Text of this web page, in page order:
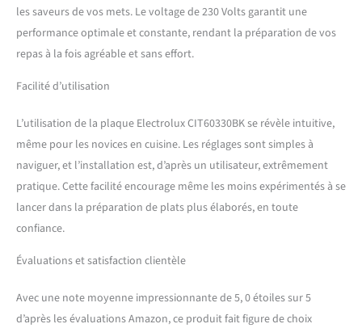
les saveurs de vos mets. Le voltage de 230 Volts garantit une
performance optimale et constante, rendant la préparation de vos
repas à la fois agréable et sans effort.
Facilité d’utilisation
L’utilisation de la plaque Electrolux CIT60330BK se révèle intuitive,
même pour les novices en cuisine. Les réglages sont simples à
naviguer, et l’installation est, d’après un utilisateur, extrêmement
pratique. Cette facilité encourage même les moins expérimentés à se
lancer dans la préparation de plats plus élaborés, en toute
confiance.
Évaluations et satisfaction clientèle
Avec une note moyenne impressionnante de 5, 0 étoiles sur 5
d’après les évaluations Amazon, ce produit fait figure de choix